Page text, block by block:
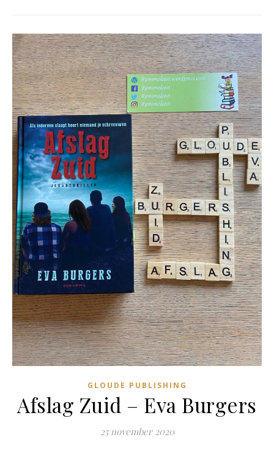
GLOUDE PUBLISHING
Afslag Zuid – Eva Burgers
25 november 2020